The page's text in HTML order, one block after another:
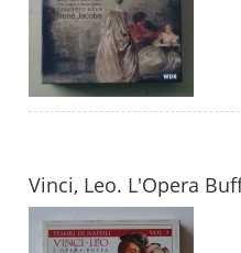
Vinci, Leo. L'Opera